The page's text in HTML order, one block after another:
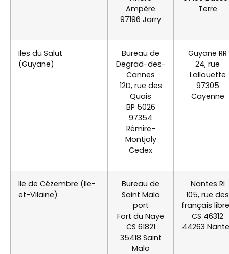
Ampère
97196 Jarry
Terre
Iles du Salut
(Guyane)
Bureau de
Degrad-des-
Cannes
12D, rue des
Quais
BP 5026
97354
Rémire-
Montjoly
Cedex
Guyane RR
24, rue
Lallouette
97305
Cayenne
Ile de Cézembre (Ile-
et-Vilaine)
Bureau de
Saint Malo
port
Fort du Naye
CS 61821
35418 Saint
Malo
Nantes RI
105, rue des
français
CS 46312
44263